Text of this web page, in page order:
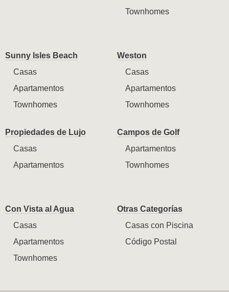
Townhomes
Sunny Isles Beach
Casas
Apartamentos
Townhomes
Weston
Casas
Apartamentos
Townhomes
Propiedades de Lujo
Casas
Apartamentos
Campos de Golf
Apartamentos
Townhomes
Con Vista al Agua
Casas
Apartamentos
Townhomes
Otras Categorías
Casas con Piscina
Código Postal